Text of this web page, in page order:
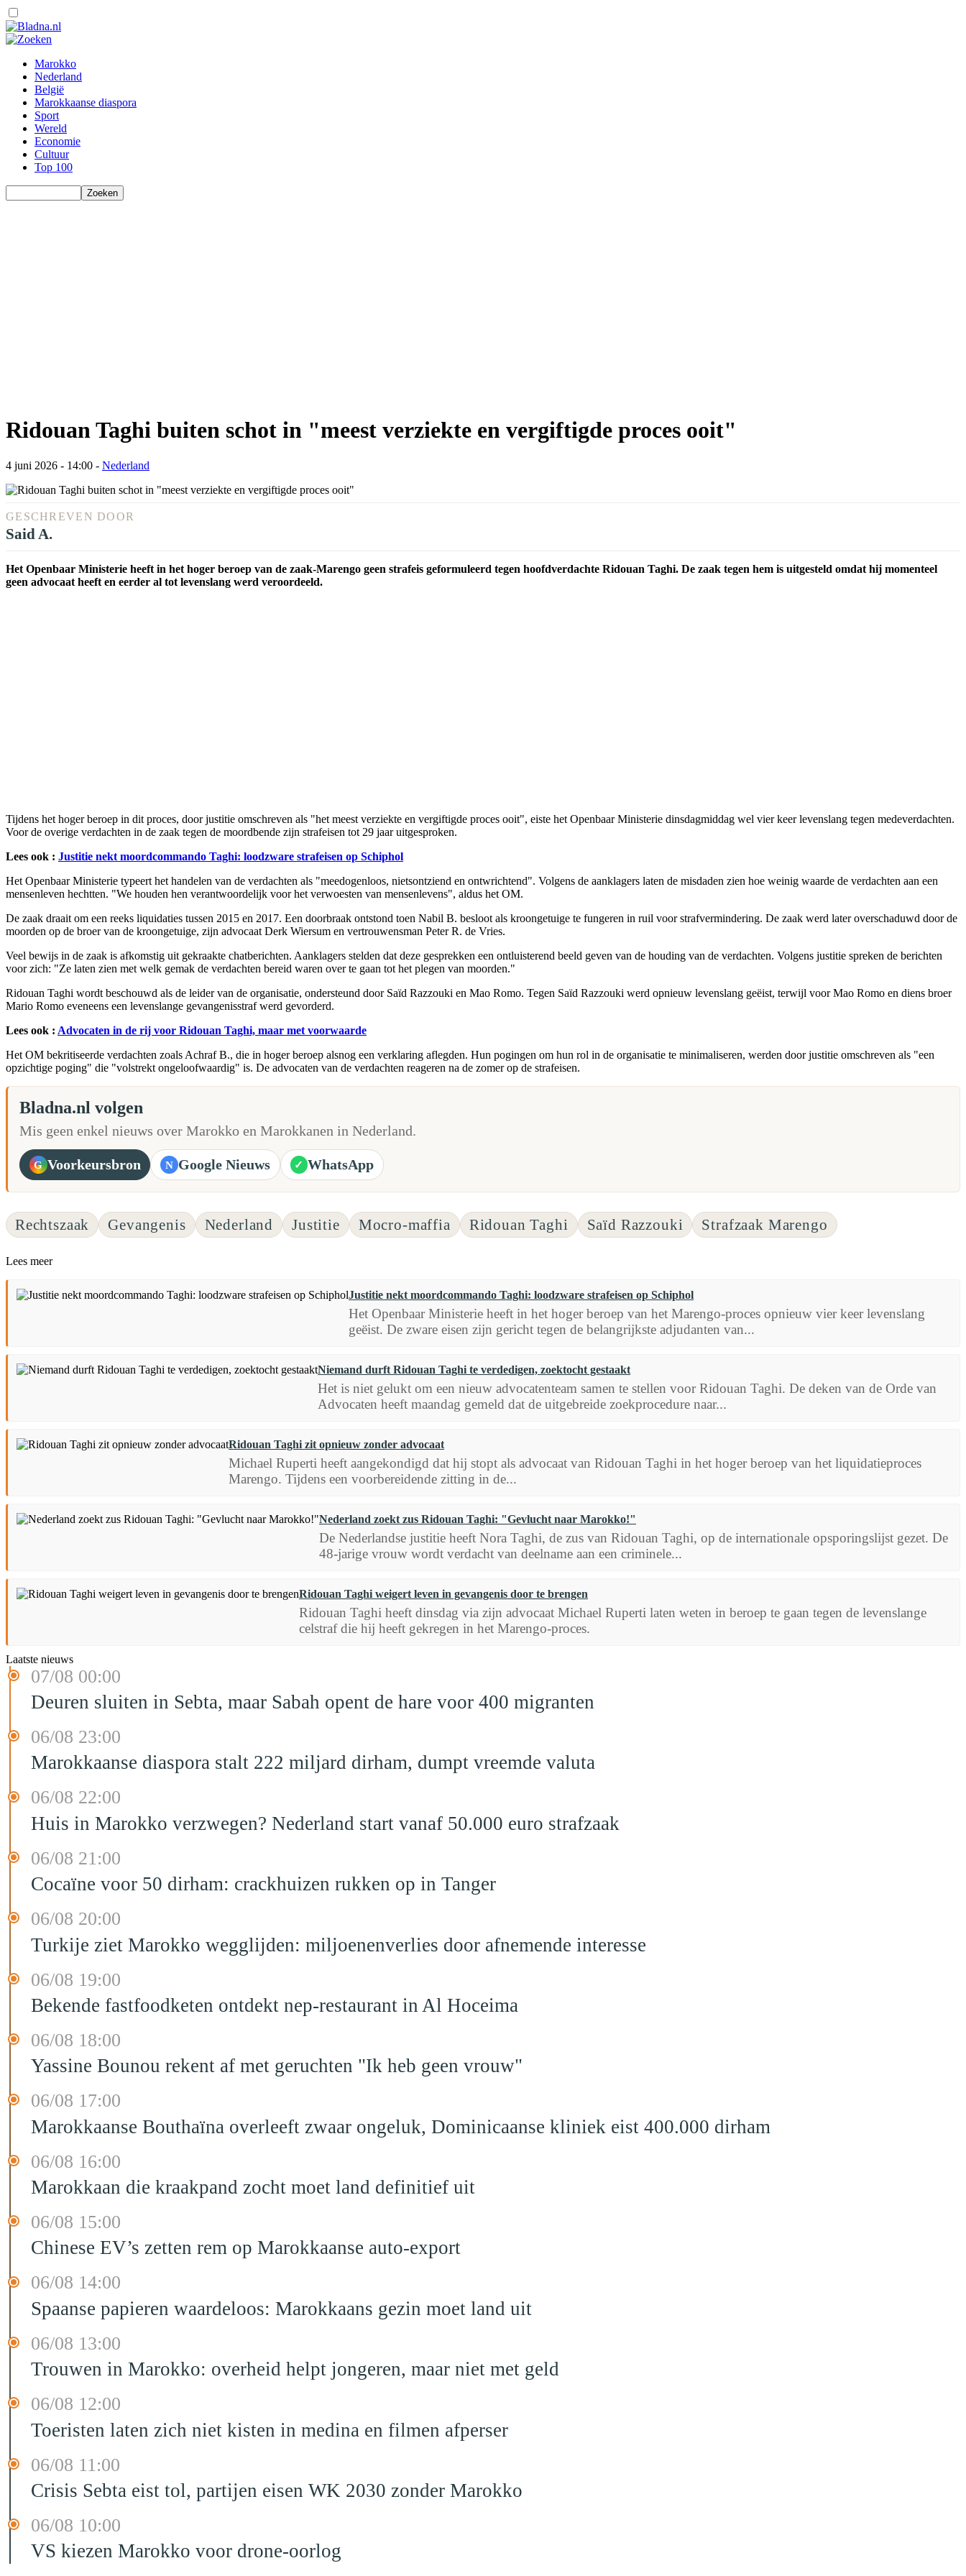
Marokko
Nederland
België
Marokkaanse diaspora
Sport
Wereld
Economie
Cultuur
Top 100
Ridouan Taghi buiten schot in "meest verziekte en vergiftigde proces ooit"
4 juni 2026 - 14:00 - Nederland
GESCHREVEN DOOR
Said A.
Het Openbaar Ministerie heeft in het hoger beroep van de zaak-Marengo geen strafeis geformuleerd tegen hoofdverdachte Ridouan Taghi. De zaak tegen hem is uitgesteld omdat hij momenteel
geen advocaat heeft en eerder al tot levenslang werd veroordeeld.
Tijdens het hoger beroep in dit proces, door justitie omschreven als "het meest verziekte en vergiftigde proces ooit", eiste het Openbaar Ministerie dinsdagmiddag wel vier keer levenslang tegen medeverdachten.
Voor de overige verdachten in de zaak tegen de moordbende zijn strafeisen tot 29 jaar uitgesproken.
Lees ook : Justitie nekt moordcommando Taghi: loodzware strafeisen op Schiphol
Het Openbaar Ministerie typeert het handelen van de verdachten als "meedogenloos, nietsontziend en ontwrichtend". Volgens de aanklagers laten de misdaden zien hoe weinig waarde de verdachten aan een
mensenleven hechtten. "We houden hen verantwoordelijk voor het verwoesten van mensenlevens", aldus het OM.
De zaak draait om een reeks liquidaties tussen 2015 en 2017. Een doorbraak ontstond toen Nabil B. besloot als kroongetuige te fungeren in ruil voor strafvermindering. De zaak werd later overschaduwd door de
moorden op de broer van de kroongetuige, zijn advocaat Derk Wiersum en vertrouwensman Peter R. de Vries.
Veel bewijs in de zaak is afkomstig uit gekraakte chatberichten. Aanklagers stelden dat deze gesprekken een ontluisterend beeld geven van de houding van de verdachten. Volgens justitie spreken de berichten
voor zich: "Ze laten zien met welk gemak de verdachten bereid waren over te gaan tot het plegen van moorden."
Ridouan Taghi wordt beschouwd als de leider van de organisatie, ondersteund door Saïd Razzouki en Mao Romo. Tegen Saïd Razzouki werd opnieuw levenslang geëist, terwijl voor Mao Romo en diens broer
Mario Romo eveneens een levenslange gevangenisstraf werd gevorderd.
Lees ook : Advocaten in de rij voor Ridouan Taghi, maar met voorwaarde
Het OM bekritiseerde verdachten zoals Achraf B., die in hoger beroep alsnog een verklaring aflegden. Hun pogingen om hun rol in de organisatie te minimaliseren, werden door justitie omschreven als "een
opzichtige poging" die "volstrekt ongeloofwaardig" is. De advocaten van de verdachten reageren na de zomer op de strafeisen.
Bladna.nl volgen
Mis geen enkel nieuws over Marokko en Marokkanen in Nederland.
G Voorkeursbron N Google Nieuws ✓ WhatsApp
Rechtszaak Gevangenis Nederland Justitie Mocro-maffia Ridouan Taghi Saïd Razzouki Strafzaak Marengo
Lees meer
Justitie nekt moordcommando Taghi: loodzware strafeisen op Schiphol
Het Openbaar Ministerie heeft in het hoger beroep van het Marengo-proces opnieuw vier keer levenslang
geëist. De zware eisen zijn gericht tegen de belangrijkste adjudanten van...
Niemand durft Ridouan Taghi te verdedigen, zoektocht gestaakt
Het is niet gelukt om een nieuw advocatenteam samen te stellen voor Ridouan Taghi. De deken van de Orde van
Advocaten heeft maandag gemeld dat de uitgebreide zoekprocedure naar...
Ridouan Taghi zit opnieuw zonder advocaat
Michael Ruperti heeft aangekondigd dat hij stopt als advocaat van Ridouan Taghi in het hoger beroep van het liquidatieproces
Marengo. Tijdens een voorbereidende zitting in de...
Nederland zoekt zus Ridouan Taghi: "Gevlucht naar Marokko!"
De Nederlandse justitie heeft Nora Taghi, de zus van Ridouan Taghi, op de internationale opsporingslijst gezet. De
48-jarige vrouw wordt verdacht van deelname aan een criminele...
Ridouan Taghi weigert leven in gevangenis door te brengen
Ridouan Taghi heeft dinsdag via zijn advocaat Michael Ruperti laten weten in beroep te gaan tegen de levenslange
celstraf die hij heeft gekregen in het Marengo-proces.
Laatste nieuws
07/08 00:00
Deuren sluiten in Sebta, maar Sabah opent de hare voor 400 migranten
06/08 23:00
Marokkaanse diaspora stalt 222 miljard dirham, dumpt vreemde valuta
06/08 22:00
Huis in Marokko verzwegen? Nederland start vanaf 50.000 euro strafzaak
06/08 21:00
Cocaïne voor 50 dirham: crackhuizen rukken op in Tanger
06/08 20:00
Turkije ziet Marokko wegglijden: miljoenenverlies door afnemende interesse
06/08 19:00
Bekende fastfoodketen ontdekt nep-restaurant in Al Hoceima
06/08 18:00
Yassine Bounou rekent af met geruchten "Ik heb geen vrouw"
06/08 17:00
Marokkaanse Bouthaïna overleeft zwaar ongeluk, Dominicaanse kliniek eist 400.000 dirham
06/08 16:00
Marokkaan die kraakpand zocht moet land definitief uit
06/08 15:00
Chinese EV’s zetten rem op Marokkaanse auto-export
06/08 14:00
Spaanse papieren waardeloos: Marokkaans gezin moet land uit
06/08 13:00
Trouwen in Marokko: overheid helpt jongeren, maar niet met geld
06/08 12:00
Toeristen laten zich niet kisten in medina en filmen afperser
06/08 11:00
Crisis Sebta eist tol, partijen eisen WK 2030 zonder Marokko
06/08 10:00
VS kiezen Marokko voor drone-oorlog